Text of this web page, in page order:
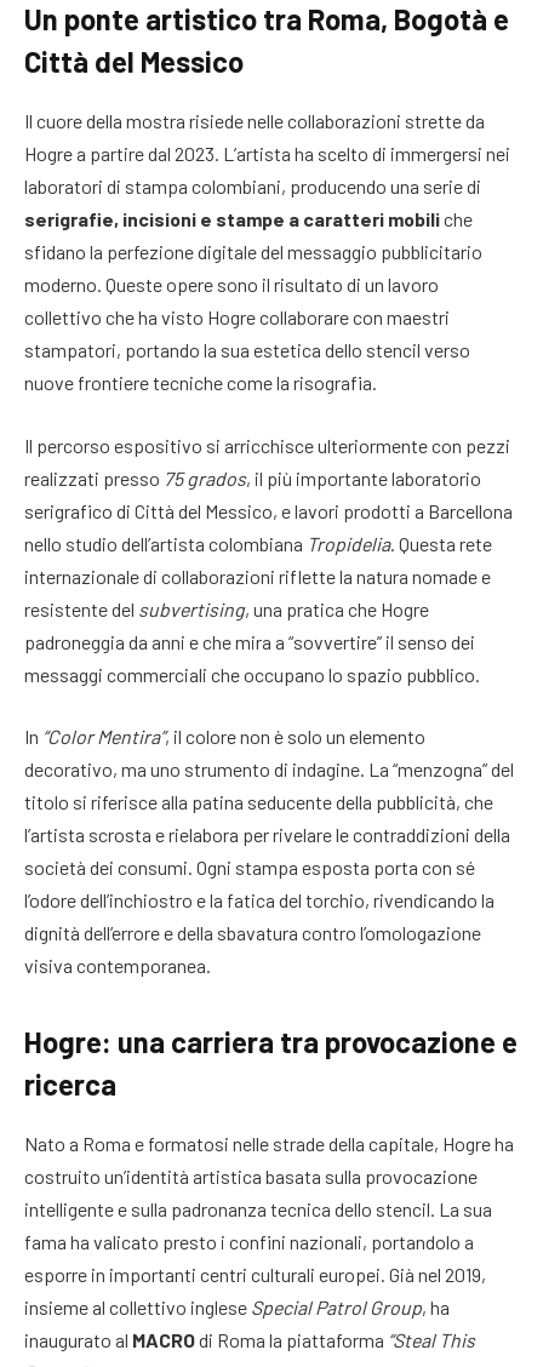
Un ponte artistico tra Roma, Bogotà e
Città del Messico
Il cuore della mostra risiede nelle collaborazioni strette da
Hogre a partire dal 2023. L’artista ha scelto di immergersi nei
laboratori di stampa colombiani, producendo una serie di
serigrafie, incisioni e stampe a caratteri mobiliche
sfidano la perfezione digitale del messaggio pubblicitario
moderno. Queste opere sono il risultato di un lavoro
collettivo che ha visto Hogre collaborare con maestri
stampatori, portando la sua estetica dello stencil verso
nuove frontiere tecniche come la risografia.
Il percorso espositivo si arricchisce ulteriormente con pezzi
realizzati presso 75 grados, il più importante laboratorio
serigrafico di Città del Messico, e lavori prodotti a Barcellona
nello studio dell’artista colombiana Tropidelia. Questa rete
internazionale di collaborazioni riflette la natura nomade e
resistente del subvertising, una pratica che Hogre
padroneggia da anni e che mira a “sovvertire” il senso dei
messaggi commerciali che occupano lo spazio pubblico.
In “Color Mentira”, il colore non è solo un elemento
decorativo, ma uno strumento di indagine. La “menzogna” del
titolo si riferisce alla patina seducente della pubblicità, che
l’artista scrosta e rielabora per rivelare le contraddizioni della
società dei consumi. Ogni stampa esposta porta con sé
l’odore dell’inchiostro e la fatica del torchio, rivendicando la
dignità dell’errore e della sbavatura contro l’omologazione
visiva contemporanea.
Hogre: una carriera tra provocazione e
ricerca
Nato a Roma e formatosi nelle strade della capitale, Hogre ha
costruito un’identità artistica basata sulla provocazione
intelligente e sulla padronanza tecnica dello stencil. La sua
fama ha valicato presto i confini nazionali, portandolo a
esporre in importanti centri culturali europei. Già nel 2019,
insieme al collettivo inglese Special Patrol Group, ha
inaugurato al MACROdi Roma la piattaforma “Steal This